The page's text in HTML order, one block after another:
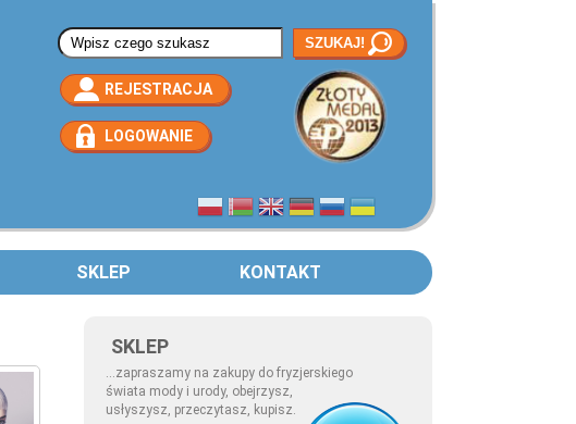
Formularz wyszukiwania
REJESTRACJA
LOGOWANIE
SKLEP KONTAKT
SKLEP
...zapraszamy na zakupy do fryzjerskiego
świata mody i urody, obejrzysz,
usłyszysz, przeczytasz, kupisz.